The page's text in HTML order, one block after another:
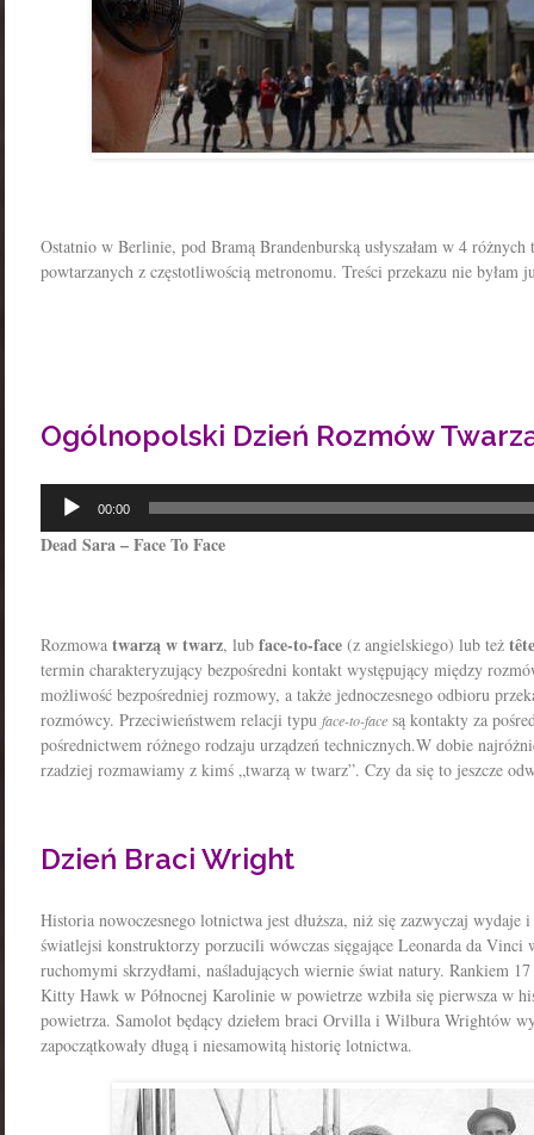
Ostatnio w Berlinie, pod Bramą Brandenburską usłyszałam w 4
powtarzanych z częstotliwością metronomu. Treści przekazu nie byłam
Ogólnopolski Dzień Rozmów
Odtwarzacz
plików
dźwiękowych
00:00
Dead Sara – Face To Face
Rozmowa twarzą w twarz, lub face-to-face (z angielskiego) lub też
termin charakteryzujący bezpośredni kontakt występujący między
możliwość bezpośredniej rozmowy, a także jednoczesnego odbioru
rozmówcy. Przeciwieństwem relacji typu face-to-face są kontakty za
pośrednictwem różnego rodzaju urządzeń technicznych.W dobie
rzadziej rozmawiamy z kimś „twarzą w twarz”. Czy da się to jeszcze
Dzień Braci Wright
Historia nowoczesnego lotnictwa jest dłuższa, niż się zazwyczaj
światlejsi konstruktorzy porzucili wówczas sięgające Leonarda da Vinci
ruchomymi skrzydłami, naśladujących wiernie świat natury. Rankiem
Kitty Hawk w Północnej Karolinie w powietrze wzbiła się pierwsza w
powietrza. Samolot będący dziełem braci Orvilla i Wilbura Wrightów
zapoczątkowały długą i niesamowitą historię lotnictwa.